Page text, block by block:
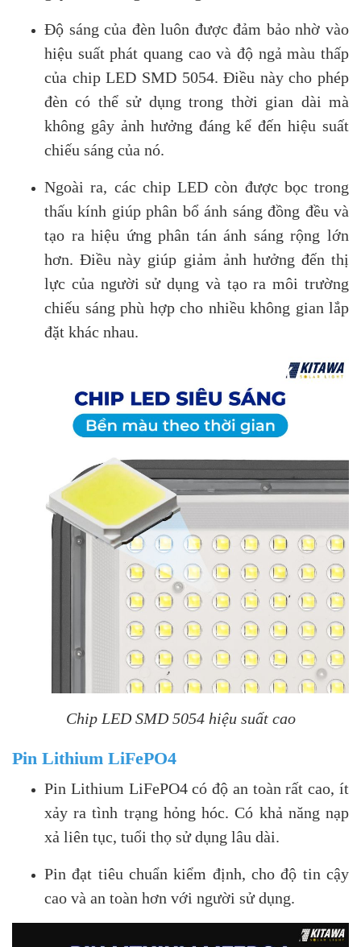
Độ sáng của đèn luôn được đảm bảo nhờ vào
hiệu suất phát quang cao và độ ngả màu thấp
của chip LED SMD 5054. Điều này cho phép
đèn có thể sử dụng trong thời gian dài mà
không gây ảnh hưởng đáng kể đến hiệu suất
chiếu sáng của nó.
Ngoài ra, các chip LED còn được bọc trong
thấu kính giúp phân bổ ánh sáng đồng đều và
tạo ra hiệu ứng phân tán ánh sáng rộng lớn
hơn. Điều này giúp giảm ảnh hưởng đến thị
lực của người sử dụng và tạo ra môi trường
chiếu sáng phù hợp cho nhiều không gian lắp
đặt khác nhau.
Chip LED SMD 5054 hiệu suất cao
Pin Lithium LiFePO4
Pin Lithium LiFePO4 có độ an toàn rất cao, ít
xảy ra tình trạng hỏng hóc. Có khả năng nạp
xả liên tục, tuổi thọ sử dụng lâu dài.
Pin đạt tiêu chuẩn kiểm định, cho độ tin cậy
cao và an toàn hơn với người sử dụng.